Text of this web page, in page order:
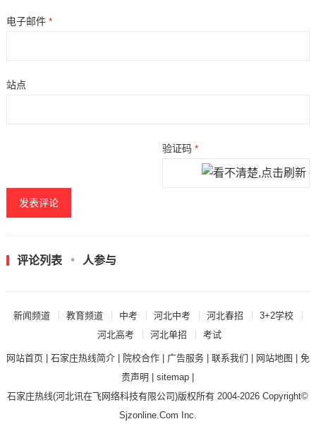
电子邮件 *
站点
验证码*
评论列表 人参与
新闻频道 教育频道 中考 河北中考 河北春招
3+2学校
河北高考
河北单招 考试
网站首页| 石家庄热线简介| 院校合作| 广告服务| 联系我们 网站地图
免
责声明
|sitemap
石家庄热线(河北讯在飞网络科技有限公司)版权所有 2004-2026 Copyright©
Sjzonline.Com Inc.